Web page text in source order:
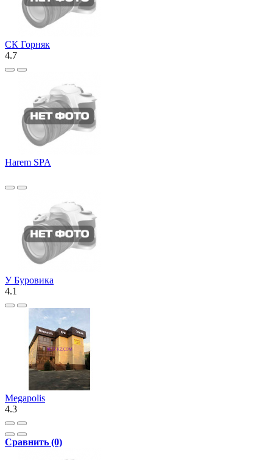
СК Горняк
4.7
Harem SPA
У Буровика
4.1
Megapolis
4.3
Сравнить (0)